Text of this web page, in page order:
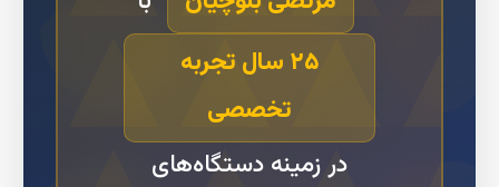
۲۵ سال تجربه
تخصصی
در زمینه دستگاه‌های